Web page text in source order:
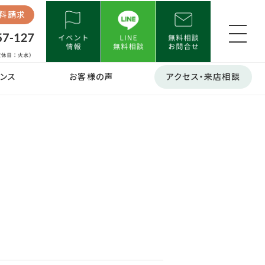
請求
ス お客様の声 アクセス・来店相談